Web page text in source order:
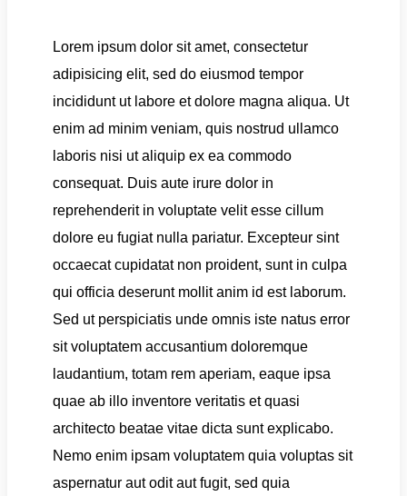
Lorem ipsum dolor sit amet, consectetur
adipisicing elit, sed do eiusmod tempor
incididunt ut labore et dolore magna aliqua. Ut
enim ad minim veniam, quis nostrud ullamco
laboris nisi ut aliquip ex ea commodo
consequat. Duis aute irure dolor in
reprehenderit in voluptate velit esse cillum
dolore eu fugiat nulla pariatur. Excepteur sint
occaecat cupidatat non proident, sunt in culpa
qui officia deserunt mollit anim id est laborum.
Sed ut perspiciatis unde omnis iste natus error
sit voluptatem accusantium doloremque
laudantium, totam rem aperiam, eaque ipsa
quae ab illo inventore veritatis et quasi
architecto beatae vitae dicta sunt explicabo.
Nemo enim ipsam voluptatem quia voluptas sit
aspernatur aut odit aut fugit, sed quia